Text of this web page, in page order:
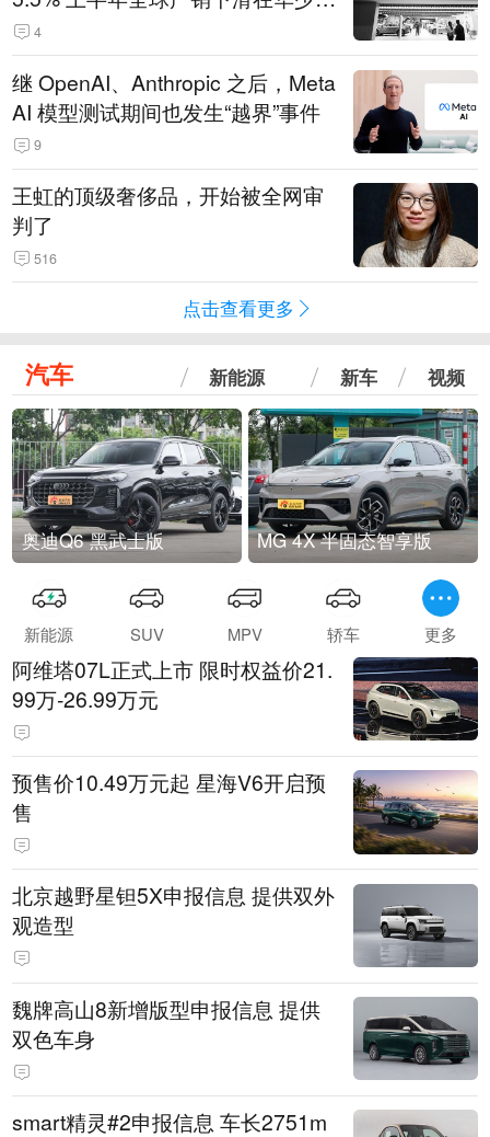
14.3万辆
4
继 OpenAI、Anthropic 之后，Meta
AI 模型测试期间也发生“越界”事件
9
王虹的顶级奢侈品，开始被全网审
判了
516
点击查看更多
汽车 新能源 新车 视频
奥迪Q6 黑武士版 MG 4X 半固态智享版
新能源 SUV MPV 轿车 更多
阿维塔07L正式上市 限时权益价21.
99万-26.99万元
预售价10.49万元起 星海V6开启预
售
北京越野星钽5X申报信息 提供双外
观造型
魏牌高山8新增版型申报信息 提供
双色车身
smart精灵#2申报信息 车长2751m